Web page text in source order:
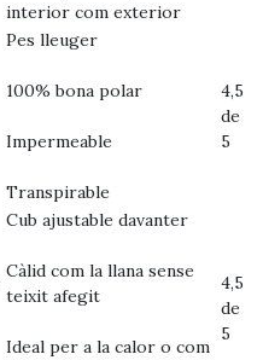
interior com exterior
Pes lleuger
100% bona polar
Impermeable
Transpirable
4,5
de
5
Cub ajustable davanter
Càlid com la llana sense
teixit afegit
Ideal per a la calor o com
4,5
de
5